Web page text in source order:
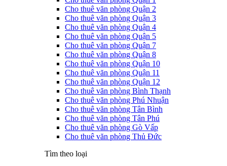
Cho thuê văn phòng Quận 2
Cho thuê văn phòng Quận 3
Cho thuê văn phòng Quận 4
Cho thuê văn phòng Quận 5
Cho thuê văn phòng Quận 7
Cho thuê văn phòng Quận 8
Cho thuê văn phòng Quận 10
Cho thuê văn phòng Quận 11
Cho thuê văn phòng Quận 12
Cho thuê văn phòng Bình Thạnh
Cho thuê văn phòng Phú Nhuận
Cho thuê văn phòng Tân Bình
Cho thuê văn phòng Tân Phú
Cho thuê văn phòng Gò Vấp
Cho thuê văn phòng Thủ Đức
Tìm theo loại